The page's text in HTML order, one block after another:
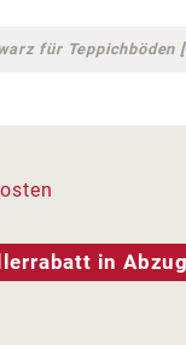
für Teppichböden
in